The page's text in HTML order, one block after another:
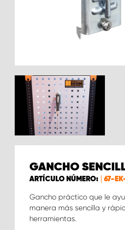
GANCHO
ARTÍCULO NÚMERO: 67-
Gancho práctico que le
manera más sencilla y
herramientas.